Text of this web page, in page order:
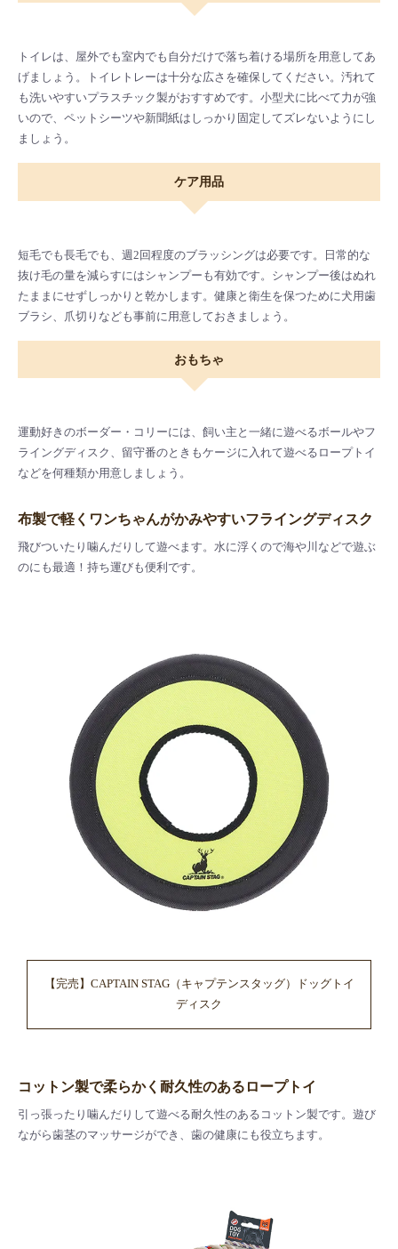
トイレは、屋外でも室内でも自分だけで落ち着ける場所を用意してあ
げましょう。トイレトレーは十分な広さを確保してください。汚れて
も洗いやすいプラスチック製がおすすめです。小型犬に比べて力が強
いので、ペットシーツや新聞紙はしっかり固定してズレないようにし
ましょう。
ケア用品
短毛でも長毛でも、週2回程度のブラッシングは必要です。日常的な
抜け毛の量を減らすにはシャンプーも有効です。シャンプー後はぬれ
たままにせずしっかりと乾かします。健康と衛生を保つために犬用歯
ブラシ、爪切りなども事前に用意しておきましょう。
おもちゃ
運動好きのボーダー・コリーには、飼い主と一緒に遊べるボールやフ
ライングディスク、留守番のときもケージに入れて遊べるロープトイ
などを何種類か用意しましょう。
布製で軽くワンちゃんがかみやすいフライングディスク
飛びついたり噛んだりして遊べます。水に浮くので海や川などで遊ぶ
のにも最適！持ち運びも便利です。
【完売】CAPTAIN STAG（キャプテンスタッグ）ドッグトイ
ディスク
コットン製で柔らかく耐久性のあるロープトイ
引っ張ったり噛んだりして遊べる耐久性のあるコットン製です。遊び
ながら歯茎のマッサージができ、歯の健康にも役立ちます。